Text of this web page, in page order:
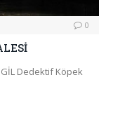
0
Dedektif Köpek